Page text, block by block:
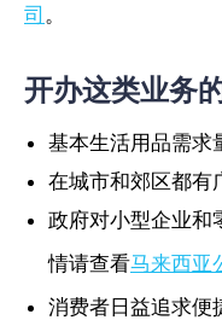
司 。
开办这类业务
基本生活用品需求
在城市和郊区都有
政府对小型企业和
情请查看马来西亚
消费者日益追求便